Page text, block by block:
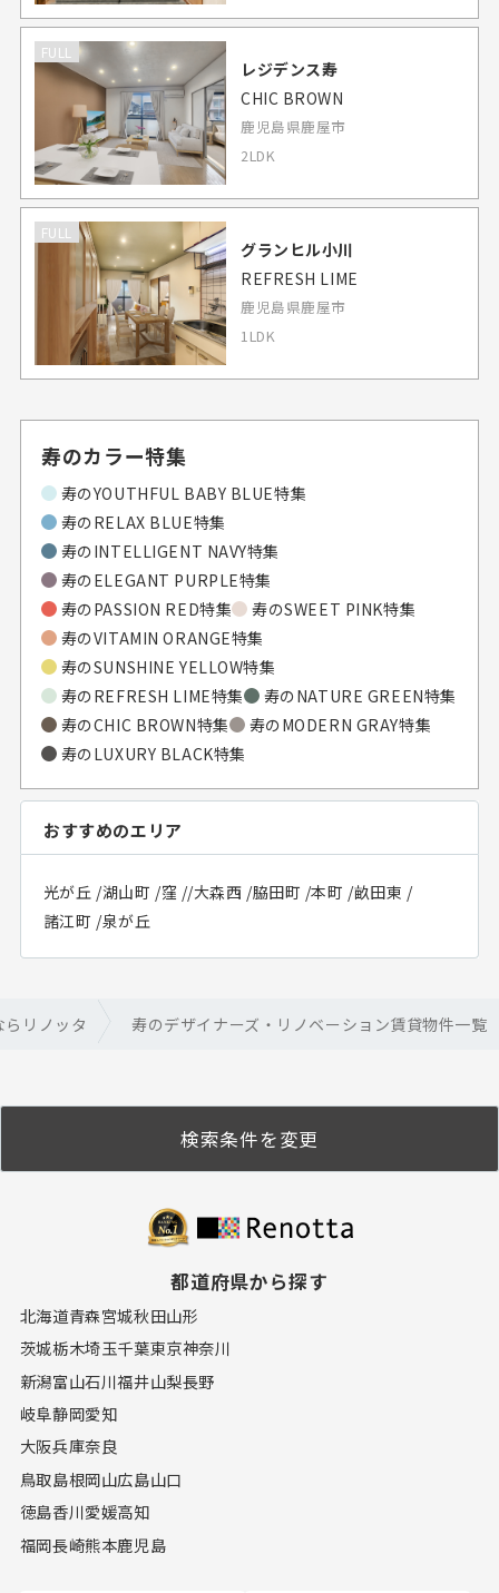
FULL
レジデンス寿
CHIC BROWN
鹿児島県鹿屋市
2LDK
FULL
グランヒル小川
REFRESH LIME
鹿児島県鹿屋市
1LDK
寿のカラー特集
寿のYOUTHFUL BABY BLUE特集
寿のRELAX BLUE特集
寿のINTELLIGENT NAVY特集
寿のELEGANT PURPLE特集
寿のPASSION RED特集 寿のSWEET PINK特集
寿のVITAMIN ORANGE特集
寿のSUNSHINE YELLOW特集
寿のREFRESH LIME特集 寿のNATURE GREEN特集
寿のCHIC BROWN特集 寿のMODERN GRAY特集
寿のLUXURY BLACK特集
おすすめのエリア
光が丘 /湖山町 /窪 //大森西 /脇田町 /本町 /畝田東 /
諸江町 /泉が丘
リノッタ 寿のデザイナーズ・リノベーション賃貸物件一覧
検索条件を変更
都道府県から探す
北海道青森宮城秋田山形
茨城栃木埼玉千葉東京神奈川
新潟富山石川福井山梨長野
岐阜静岡愛知
大阪兵庫奈良
鳥取島根岡山広島山口
徳島香川愛媛高知
福岡長崎熊本鹿児島